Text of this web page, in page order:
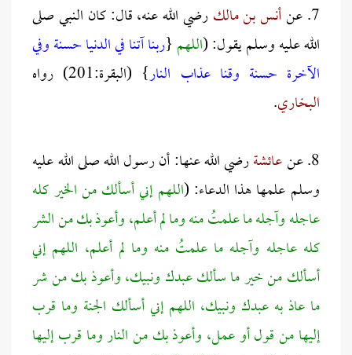
7. عن
أنس بن مالكرضي الله عنه، قال: كان النبي صلى
الله عليه وسلم يقول: (اللهم {ربنا آتنا في الدنيا حسنة وفي
الآخرة حسنة وقنا عذاب النار} (البقرة:201) رواه
البخاري.
8. عن
عائشةرضي الله عنها: أن رسول الله صلى الله عليه
وسلم علمها هذا الدعاء: (اللهم إني أسألك من الخير كله
عاجله وآجله ما علمتُ منه وما لم أعلم، وأعوذ بك من الشر
كله عاجله وآجله ما علمتُ منه وما لم أعلم، اللهم إني
أسألك من خير ما سألك عبدك ونبيك، وأعوذ بك من شر
ما عاذ به عبدك ونبيك، اللهم إني أسألك الجنة وما قرب
إليها من قول أو عمل، وأعوذ بك من النار وما قرب إليها